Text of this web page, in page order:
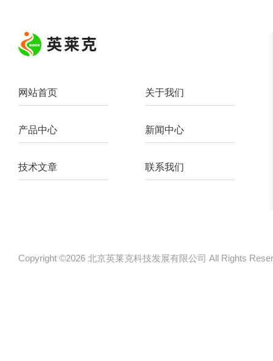
网站首页 关于我们
产品中心 新闻中心
技术文章 联系我们
Copyright ©2026 北京英莱克科技发展有限公司 All Rights